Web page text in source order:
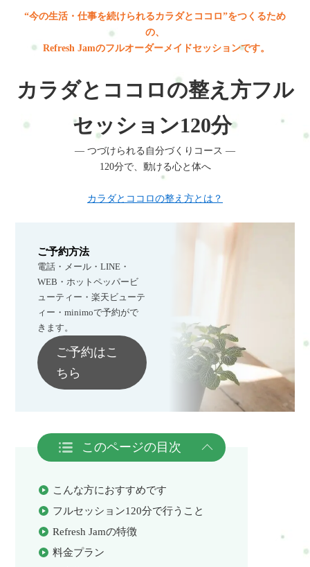
“今の生活・仕事を続けられるカラダとココロ”をつくるため
の、
Refresh Jamのフルオーダーメイドセッションです。
カラダとココロの整え方フル
セッション120分
― つづけられる自分づくりコース ―
120分で、動ける心と体へ
カラダとココロの整え方とは？
ご予約方法
電話・メール・LINE・
WEB・ホットペッパービ
ューティー・楽天ビューテ
ィー・minimoで予約がで
きます。
ご予約はこ
ちら
このページの目次
こんな方におすすめです
フルセッション120分で行うこと
Refresh Jamの特徴
料金プラン